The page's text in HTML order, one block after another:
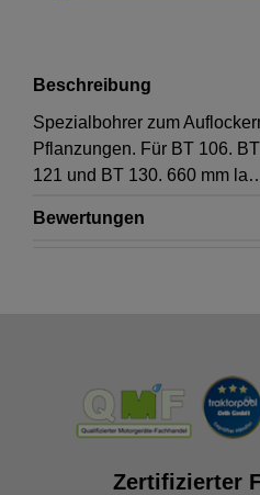
Beschreibung
Spezialbohrer zum
Pflanzungen. Für BT 106.
121 und BT 130. 660 mm
Bewertungen
Zertifizierter